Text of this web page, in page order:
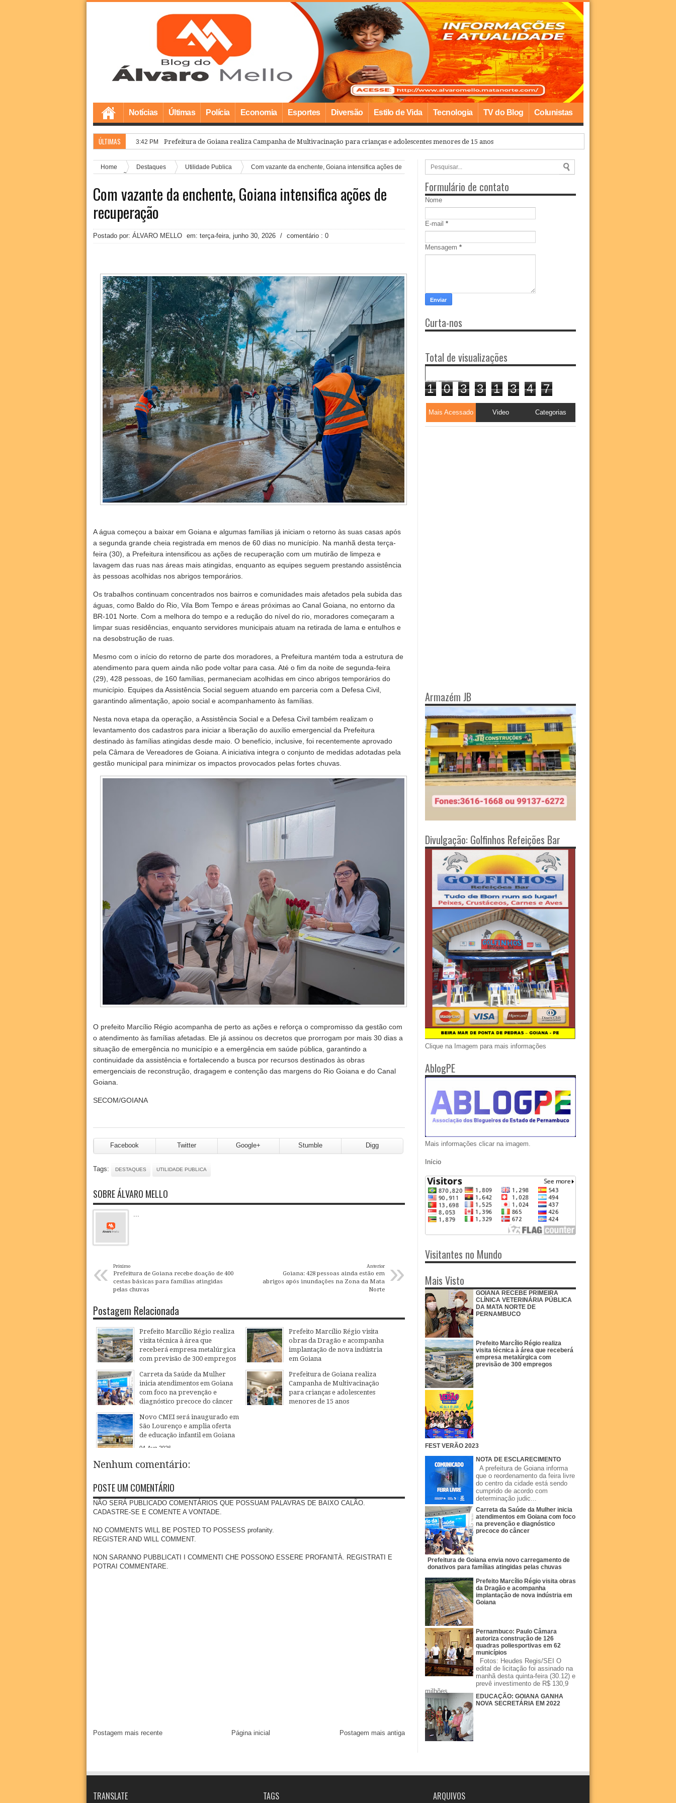
Notícias Últimas Polícia Economia Esportes Diversão Estilo de Vida Tecnologia TV do Blog Colunistas
ÚLTIMAS 3:42 PM Prefeitura de Goiana realiza Campanha de Multivacinação para crianças e adolescentes menores de 15 anos
Home Destaques Utilidade Publica
Com vazante da enchente, Goiana intensifica ações de
recuperação
Com vazante da enchente, Goiana intensifica ações de
recuperação
Postado por: ÁLVARO MELLO em: terça-feira, junho 30, 2026 / comentário : 0
A água começou a baixar em Goiana e algumas famílias já iniciam o retorno às suas casas após
a segunda grande cheia registrada em menos de 60 dias no município. Na manhã desta terça-
feira (30), a Prefeitura intensificou as ações de recuperação com um mutirão de limpeza e
lavagem das ruas nas áreas mais atingidas, enquanto as equipes seguem prestando assistência
às pessoas acolhidas nos abrigos temporários.
Os trabalhos continuam concentrados nos bairros e comunidades mais afetados pela subida das
águas, como Baldo do Rio, Vila Bom Tempo e áreas próximas ao Canal Goiana, no entorno da
BR-101 Norte. Com a melhora do tempo e a redução do nível do rio, moradores começaram a
limpar suas residências, enquanto servidores municipais atuam na retirada de lama e entulhos e
na desobstrução de ruas.
Mesmo com o início do retorno de parte dos moradores, a Prefeitura mantém toda a estrutura de
atendimento para quem ainda não pode voltar para casa. Até o fim da noite de segunda-feira
(29), 428 pessoas, de 160 famílias, permaneciam acolhidas em cinco abrigos temporários do
município. Equipes da Assistência Social seguem atuando em parceria com a Defesa Civil,
garantindo alimentação, apoio social e acompanhamento às famílias.
Nesta nova etapa da operação, a Assistência Social e a Defesa Civil também realizam o
levantamento dos cadastros para iniciar a liberação do auxílio emergencial da Prefeitura
destinado às famílias atingidas desde maio. O benefício, inclusive, foi recentemente aprovado
pela Câmara de Vereadores de Goiana. A iniciativa integra o conjunto de medidas adotadas pela
gestão municipal para minimizar os impactos provocados pelas fortes chuvas.
O prefeito Marcílio Régio acompanha de perto as ações e reforça o compromisso da gestão com
o atendimento às famílias afetadas. Ele já assinou os decretos que prorrogam por mais 30 dias a
situação de emergência no município e a emergência em saúde pública, garantindo a
continuidade da assistência e fortalecendo a busca por recursos destinados às obras
emergenciais de reconstrução, dragagem e contenção das margens do Rio Goiana e do Canal
Goiana.
SECOM/GOIANA
Facebook Twitter Google+ Stumble Digg
Tags: DESTAQUES UTILIDADE PUBLICA
SOBRE ÁLVARO MELLO
...
« Próximo
Prefeitura de Goiana recebe doação de 400
cestas básicas para famílias atingidas
pelas chuvas
»
Anterior
Goiana: 428 pessoas ainda estão em
abrigos após inundações na Zona da Mata
Norte
Postagem Relacionada
Prefeito Marcílio Régio realiza
visita técnica à área que
receberá empresa metalúrgica
com previsão de 300 empregos
20 Jul 2026
Prefeito Marcílio Régio visita
obras da Dragão e acompanha
implantação de nova indústria
em Goiana
27 Jul 2026
Carreta da Saúde da Mulher
inicia atendimentos em Goiana
com foco na prevenção e
diagnóstico precoce do câncer
27 Jul 2026
Prefeitura de Goiana realiza
Campanha de Multivacinação
para crianças e adolescentes
menores de 15 anos
Novo CMEI será inaugurado em
São Lourenço e amplia oferta
de educação infantil em Goiana
04 Aug 2026
Nenhum comentário:
POSTE UM COMENTÁRIO
NÃO SERÁ PUBLICADO COMENTÁRIOS QUE POSSUAM PALAVRAS DE BAIXO CALÃO.
CADASTRE-SE E COMENTE A VONTADE.
NO COMMENTS WILL BE POSTED TO POSSESS profanity.
REGISTER AND WILL COMMENT.
NON SARANNO PUBBLICATI I COMMENTI CHE POSSONO ESSERE PROFANITÀ. REGISTRATI E
POTRAI COMMENTARE.
Postagem mais recente Postagem mais antiga
Página inicial
Formulário de contato
Nome
E-mail *
Mensagem *
Curta-nos
Total de visualizações
1 0 3 3 1 3 4 7
Mais Acessado Video Categorias
Armazém JB
Divulgação: Golfinhos Refeições Bar
Clique na Imagem para mais informações
AblogPE
Mais informações clicar na imagem.
Início
Visitantes no Mundo
Mais Visto
GOIANA RECEBE PRIMEIRA
CLÍNICA VETERINÁRIA PÚBLICA
DA MATA NORTE DE
PERNAMBUCO
Prefeito Marcílio Régio realiza
visita técnica à área que receberá
empresa metalúrgica com
previsão de 300 empregos
FEST VERÃO 2023
NOTA DE ESCLARECIMENTO
A prefeitura de Goiana informa
que o reordenamento da feira livre
do centro da cidade está sendo
cumprido de acordo com
determinação judic...
Carreta da Saúde da Mulher inicia
atendimentos em Goiana com foco
na prevenção e diagnóstico
precoce do câncer
Prefeitura de Goiana envia novo carregamento de
donativos para famílias atingidas pelas chuvas
Prefeito Marcílio Régio visita obras
da Dragão e acompanha
implantação de nova indústria em
Goiana
Pernambuco: Paulo Câmara
autoriza construção de 126
quadras poliesportivas em 62
municípios
Fotos: Heudes Regis/SEI O
edital de licitação foi assinado na
manhã desta quinta-feira (30.12) e
prevê investimento de R$ 130,9
milhões.
EDUCAÇÃO: GOIANA GANHA
NOVA SECRETÁRIA EM 2022
TRANSLATE TAGS ARQUIVOS